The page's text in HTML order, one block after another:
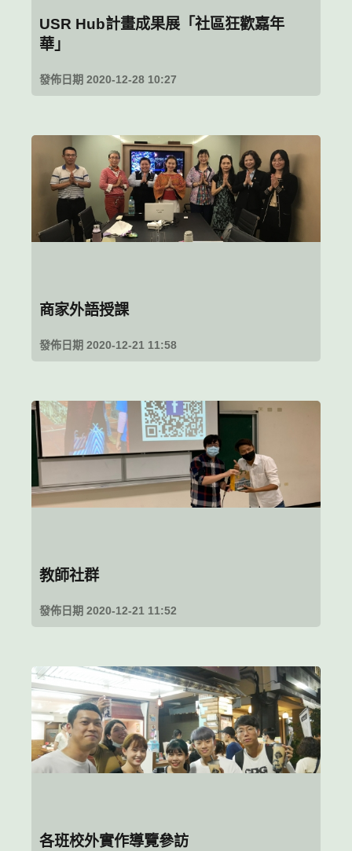
USR Hub計畫成果展「社區狂歡嘉年
華」
發佈日期 2020-12-28 10:27
商家外語授課
發佈日期 2020-12-21 11:58
教師社群
發佈日期 2020-12-21 11:52
各班校外實作導覽參訪